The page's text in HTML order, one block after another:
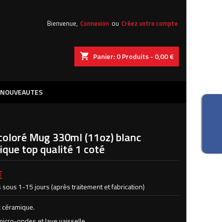
Bienvenue, Connexion ou Créez votre compte
shopping_cart Panier:0Produits - 0,00 €
NOUVEAUTES
Mug 330ml (11oz) blanc
top qualité 1 coté
sous 1-15 jours (après traitement et fabrication)